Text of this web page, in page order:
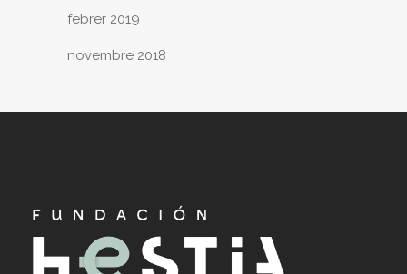
febrer 2019
novembre 2018